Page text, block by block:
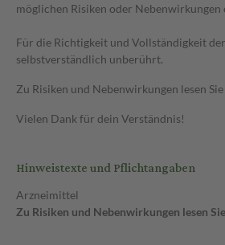
möglichen Risiken oder
Für die Richtigkeit und Vollständigkeit
selbstverständlich unberührt.
Zu Risiken und Nebenwirkungen lesen
Vielen Dank für dein Verständnis!
Hinweistexte und Pflichtangaben
Arzneimittel
Zu Risiken und Nebenwirkungen lesen